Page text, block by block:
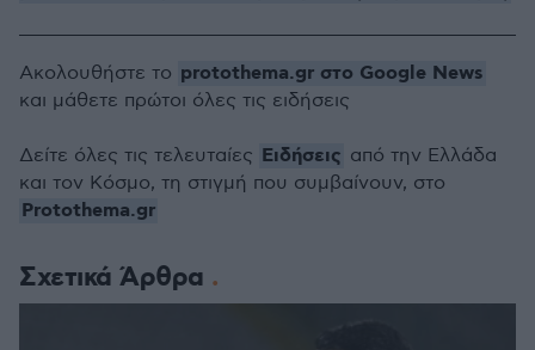
Σχετικά Άρθρα
Ακολουθήστε το protothema.gr στο Google News
και μάθετε πρώτοι όλες τις ειδήσεις
Δείτε όλες τις τελευταίες Ειδήσεις από την Ελλάδα
και τον Κόσμο, τη στιγμή που συμβαίνουν, στο
Protothema.gr